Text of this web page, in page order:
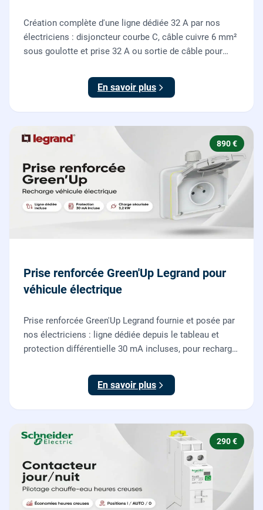
Création complète d'une ligne dédiée 32 A par nos
électriciens : disjoncteur courbe C, câble cuivre 6 mm²
sous goulotte et prise 32 A ou sortie de câble pour
En savoir plus
890 €
Prise renforcée Green'Up Legrand pour
véhicule électrique
Prise renforcée Green'Up Legrand fournie et posée par
nos électriciens : ligne dédiée depuis le tableau et
protection différentielle 30 mA incluses, pour recharger
En savoir plus
290 €